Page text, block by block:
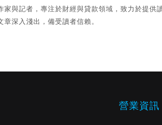
家與記者，專注於財經與貸款領域，致力於提
章深入淺出，備受讀者信賴。
營業資訊